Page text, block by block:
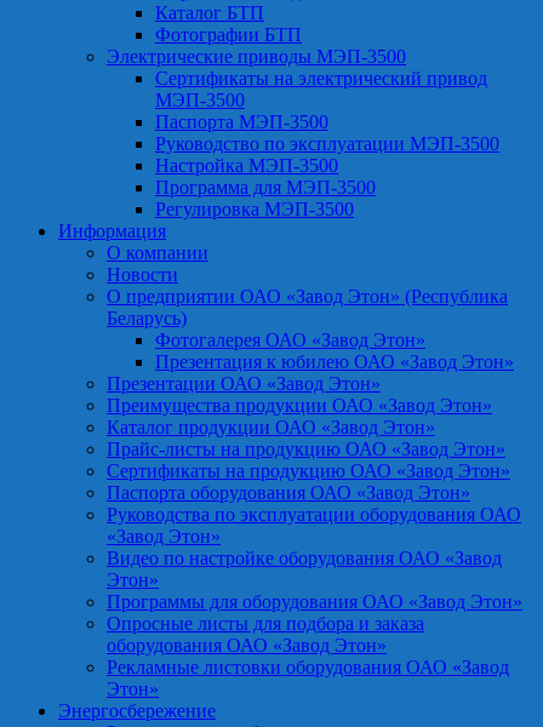
Каталог БТП
Фотографии БТП
Электрические приводы МЭП-3500
Сертификаты на электрический привод
МЭП-3500
Паспорта МЭП-3500
Руководство по эксплуатации МЭП-3500
Настройка МЭП-3500
Программа для МЭП-3500
Регулировка МЭП-3500
Информация
О компании
Новости
О предприятии ОАО «Завод Этон» (Республика
Беларусь)
Фотогалерея ОАО «Завод Этон»
Презентация к юбилею ОАО «Завод Этон»
Презентации ОАО «Завод Этон»
Преимущества продукции ОАО «Завод Этон»
Каталог продукции ОАО «Завод Этон»
Прайс-листы на продукцию ОАО «Завод Этон»
Сертификаты на продукцию ОАО «Завод Этон»
Паспорта оборудования ОАО «Завод Этон»
Руководства по эксплуатации оборудования ОАО
«Завод Этон»
Видео по настройке оборудования ОАО «Завод
Этон»
Программы для оборудования ОАО «Завод Этон»
Опросные листы для подбора и заказа
оборудования ОАО «Завод Этон»
Рекламные листовки оборудования ОАО «Завод
Этон»
Энергосбережение